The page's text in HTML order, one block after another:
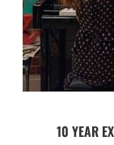
10 YEAR